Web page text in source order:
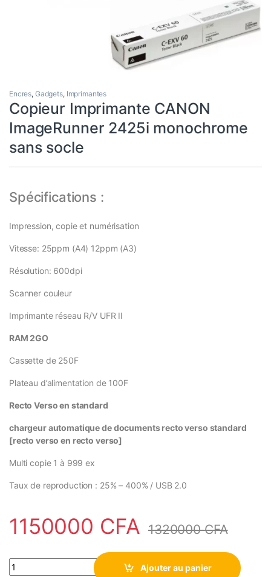
Encres, Gadgets, Imprimantes
Copieur Imprimante CANON
ImageRunner 2425i monochrome
sans socle
Spécifications :
Impression, copie et numérisation
Vitesse: 25ppm (A4) 12ppm (A3)
Résolution: 600dpi
Scanner couleur
Imprimante réseau R/V UFR II
RAM 2GO
Cassette de 250F
Plateau d’alimentation de 100F
Recto Verso en standard
chargeur automatique de documents recto verso standard
[recto verso en recto verso]
Multi copie 1 à 999 ex
Taux de reproduction : 25% – 400% / USB 2.0
1150000 CFA 1320000CFA
Copieur Imprimante CANON ImageRunner 2425i monochrome
Ajouter au panier